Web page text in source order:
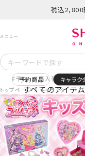
税込2,800
予約 再入荷 ヒロ
すべてのアイテ
予約商品 キャラク
トップページ キャラクター